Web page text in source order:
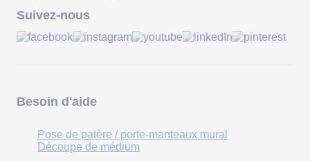
Suivez-nous
Besoin d'aide
Pose de patère / porte-manteaux mural
Découpe de médium